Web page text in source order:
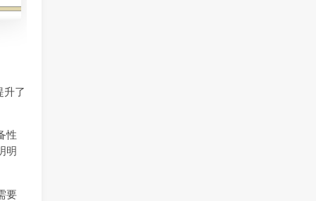
升了
性
明
要